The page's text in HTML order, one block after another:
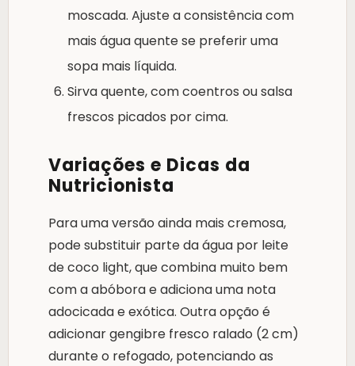
moscada. Ajuste a consistência com
mais água quente se preferir uma
sopa mais líquida.
Sirva quente, com coentros ou salsa
frescos picados por cima.
Variações e Dicas da
Nutricionista
Para uma versão ainda mais cremosa,
pode substituir parte da água por leite
de coco light, que combina muito bem
com a abóbora e adiciona uma nota
adocicada e exótica. Outra opção é
adicionar gengibre fresco ralado (2 cm)
durante o refogado, potenciando as